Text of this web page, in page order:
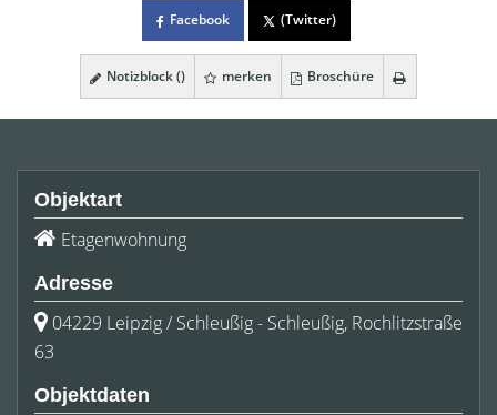
Facebook (Twitter)
Notizblock () merken Broschüre
Objektart
Etagenwohnung
Adresse
04229 Leipzig / Schleußig - Schleußig, Rochlitzstraße
63
Objektdaten